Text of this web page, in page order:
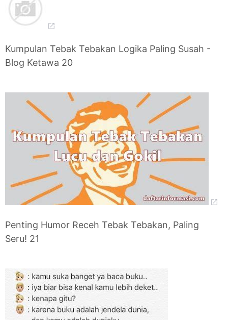
Kumpulan Tebak Tebakan Logika Paling Susah -
Blog Ketawa 20
Penting Humor Receh Tebak Tebakan, Paling
Seru! 21